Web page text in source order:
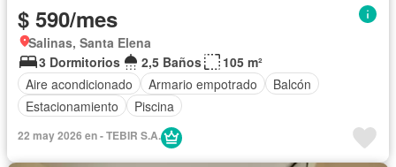
$ 590/mes
Salinas, Santa Elena
3 Dormitorios
2,5 Baños
105 m²
Aire acondicionado
Armario empotrado
Balcón
Estacionamiento
Piscina
22 may 2026 en - TEBIR S.A.